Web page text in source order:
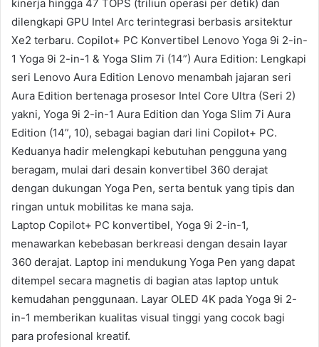
kinerja hingga 47 TOPS (triliun operasi per detik) dan
dilengkapi GPU Intel Arc terintegrasi berbasis arsitektur
Xe2 terbaru. Copilot+ PC Konvertibel Lenovo Yoga 9i 2-in-
1 Yoga 9i 2-in-1 & Yoga Slim 7i (14”) Aura Edition: Lengkapi
seri Lenovo Aura Edition Lenovo menambah jajaran seri
Aura Edition bertenaga prosesor Intel Core Ultra (Seri 2)
yakni, Yoga 9i 2-in-1 Aura Edition dan Yoga Slim 7i Aura
Edition (14”, 10), sebagai bagian dari lini Copilot+ PC.
Keduanya hadir melengkapi kebutuhan pengguna yang
beragam, mulai dari desain konvertibel 360 derajat
dengan dukungan Yoga Pen, serta bentuk yang tipis dan
ringan untuk mobilitas ke mana saja.
Laptop Copilot+ PC konvertibel, Yoga 9i 2-in-1,
menawarkan kebebasan berkreasi dengan desain layar
360 derajat. Laptop ini mendukung Yoga Pen yang dapat
ditempel secara magnetis di bagian atas laptop untuk
kemudahan penggunaan. Layar OLED 4K pada Yoga 9i 2-
in-1 memberikan kualitas visual tinggi yang cocok bagi
para profesional kreatif.